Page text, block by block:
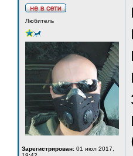
Любитель
Зарегистрирован: 01 июл 2017,